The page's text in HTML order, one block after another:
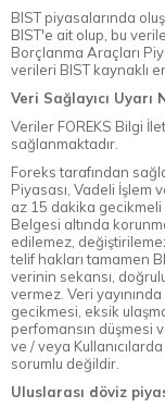
BIST piyasalarında
BIST'e ait olup, bu
Borçlanma Araçları
verileri BIST kaynaklı
Veri Sağlayıcı Uyarı
Veriler FOREKS Bilgi
sağlanmaktadır.
Foreks tarafından
Piyasası, Vadeli İşlem
az 15 dakika
Belgesi altında
edilemez,
telif hakları tamamen
verinin sekansı,
vermez. Veri
gecikmesi, eksik
perfomansın düşmesi
ve / veya
sorumlu değildir.
Uluslarası döviz